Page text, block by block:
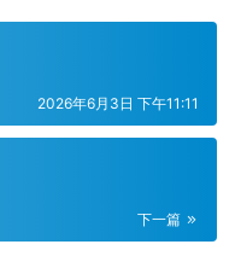
2026年6月3日 下午11:11
下一篇